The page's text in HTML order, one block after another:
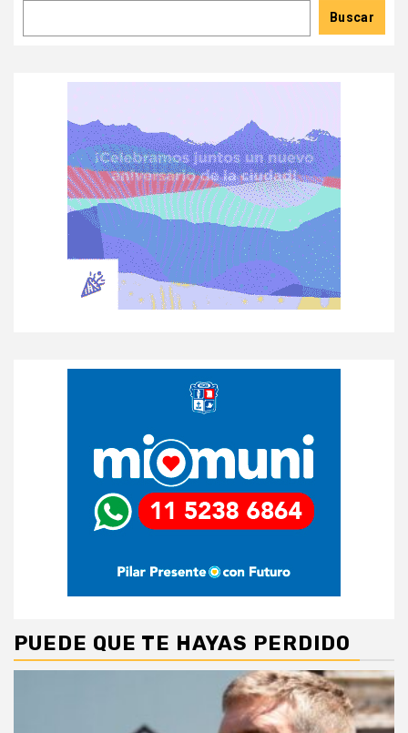
Buscar
PUEDE QUE TE HAYAS PERDIDO